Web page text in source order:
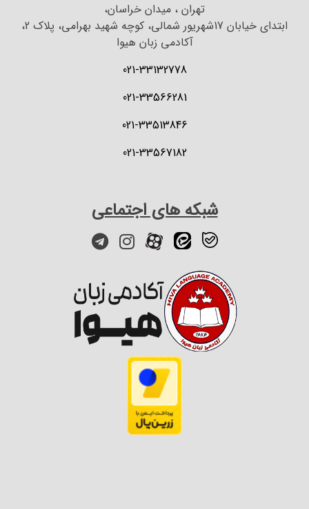
تهران ، میدان خراسان،
ابتدای خیابان 17شهریور شمالی، کوچه شهید بهرامی، پلاک 2،
آکادمی زبان هیوا
021-33132778
021-33566281
021-33513846
021-33567182
شبکه های اجتماعی